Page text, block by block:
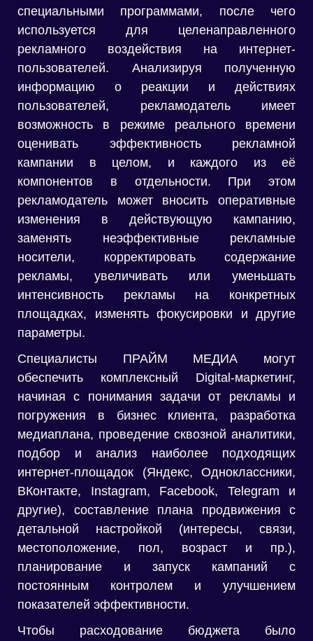
специальными программами, после чего
используется для целенаправленного
рекламного воздействия на интернет-
пользователей. Анализируя полученную
информацию о реакции и действиях
пользователей, рекламодатель имеет
возможность в режиме реального времени
оценивать эффективность рекламной
кампании в целом, и каждого из её
компонентов в отдельности. При этом
рекламодатель может вносить оперативные
изменения в действующую кампанию,
заменять неэффективные рекламные
носители, корректировать содержание
рекламы, увеличивать или уменьшать
интенсивность рекламы на конкретных
площадках, изменять фокусировки и другие
параметры.
Специалисты ПРАЙМ МЕДИА могут
обеспечить комплексный Digital-маркетинг,
начиная с понимания задачи от рекламы и
погружения в бизнес клиента, разработка
медиаплана, проведение сквозной аналитики,
подбор и анализ наиболее подходящих
интернет-площадок (Яндекс, Одноклассники,
ВКонтакте, Instagram, Facebook, Telegram и
другие), составление плана продвижения с
детальной настройкой (интересы, связи,
местоположение, пол, возраст и пр.),
планирование и запуск кампаний с
постоянным контролем и улучшением
показателей эффективности.
Чтобы расходование бюджета было